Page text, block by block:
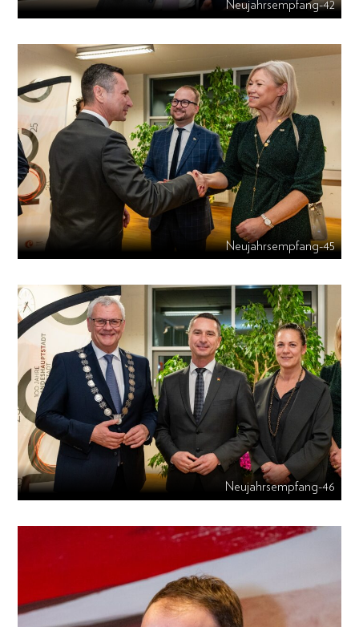
Neujahrsempfang-42
Neujahrsempfang-45
Neujahrsempfang-46